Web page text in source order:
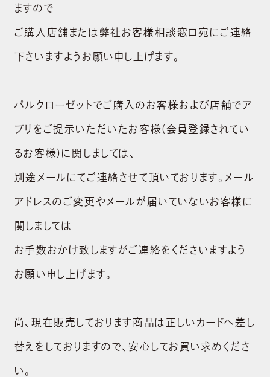
ますので
ご購入店舗または弊社お客様相談窓口宛にご連絡
下さいますようお願い申し上げます。
パルクローゼットでご購入のお客様および店舗でア
プリをご提示いただいたお客様(会員登録されてい
るお客様)に関しましては、
別途メールにてご連絡させて頂いております。メール
アドレスのご変更やメールが届いていないお客様に
関しましては
お手数おかけ致しますがご連絡をくださいますよう
お願い申し上げます。
尚、現在販売しております商品は正しいカードへ差し
替えをしておりますので、安心してお買い求めくださ
い。